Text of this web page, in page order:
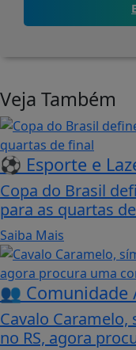
Veja Também
⚽ Esporte e
Copa do Brasil
para as quartas
Saiba Mais
👥 Comunidade
Cavalo
no RS, agora